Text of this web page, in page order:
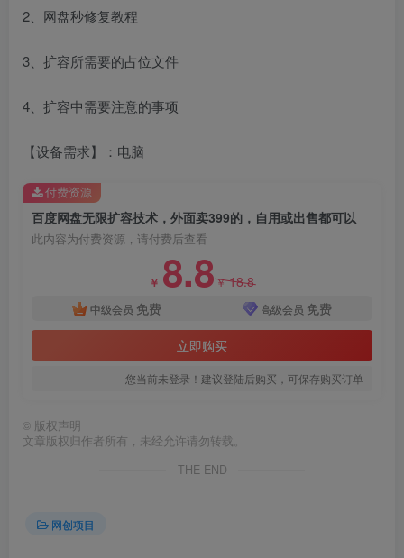
2、网盘秒修复教程
3、扩容所需要的占位文件
4、扩容中需要注意的事项
【设备需求】：电脑
百度网盘无限扩容技术，外面卖399的，自用或出售都可以
此内容为付费资源，请付费后查看
￥ 8.8￥18.8
中级会员 免费 高级会员 免费
立即购买
您当前未登录！建议登陆后购买，可保存购买订单
付费资源
© 版权声明
文章版权归作者所有，未经允许请勿转载。
THE END
网创项目